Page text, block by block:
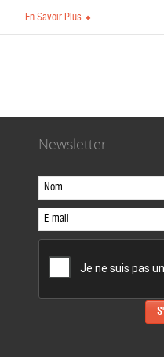
En Savoir Plus
Newsletter